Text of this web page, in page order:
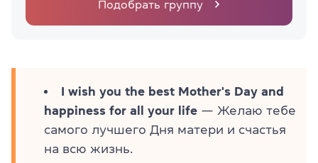
Подобрать группу
I wish you the best Mother's Day and
happiness for all your life — Желаю тебе
самого лучшего Дня матери и счастья
на всю жизнь.